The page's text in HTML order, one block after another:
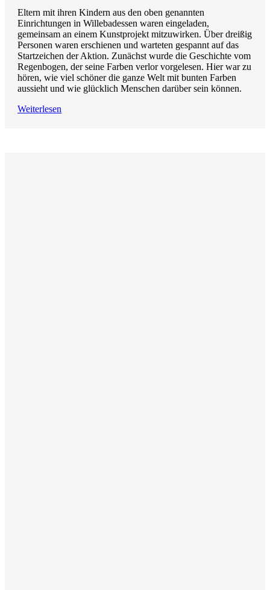
Eltern mit ihren Kindern aus den oben genannten
Einrichtungen in Willebadessen waren eingeladen,
gemeinsam an einem Kunstprojekt mitzuwirken. Über dreißig
Personen waren erschienen und warteten gespannt auf das
Startzeichen der Aktion. Zunächst wurde die Geschichte vom
Regenbogen, der seine Farben verlor vorgelesen. Hier war zu
hören, wie viel schöner die ganze Welt mit bunten Farben
aussieht und wie glücklich Menschen darüber sein können.
Weiterlesen